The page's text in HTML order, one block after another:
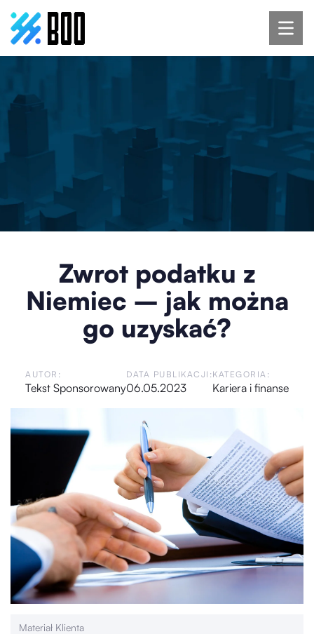
Zwrot podatku z
Niemiec – jak można
go uzyskać?
AUTOR:
Tekst Sponsorowany
DATA PUBLIKACJI:
06.05.2023
KATEGORIA:
Kariera i finanse
Materiał Klienta